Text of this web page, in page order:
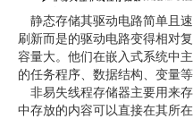
静态存储其驱动电路简单且
刷新而是的驱动电路变得相对
容量大。他们在嵌入式系统中
的任务程序、数据结构、变量等
非易失线程存储器主要用来
中存放的内容可以直接在其所